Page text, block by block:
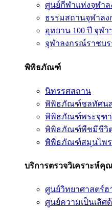
ศูนย์กีฬาแห่งจุฬา
ธรรมสถานจุฬาล
อุทยาน 100 ปี จุฬา
จุฬาลงกรณ์ราชบ
พิพิธภัณฑ์
นิทรรศสถาน
พิพิธภัณฑ์ชลทัศน
พิพิธภัณฑ์พระจุฑา
พิพิธภัณฑ์พืชมีชีวิ
พิพิธภัณฑ์สมุนไพร
บริการตรวจวิเคราะห์คุ
ศูนย์วิทยาศาสตร์ฮ
ศูนย์ความเป็นเลิศ